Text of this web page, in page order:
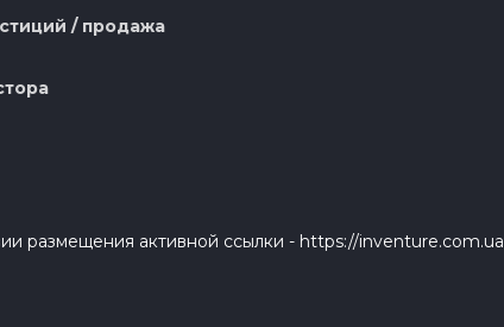
/ продажа
размещения активной ссылки - https://inventure.com.ua